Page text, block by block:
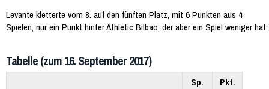
Levante kletterte vom 8. auf den fünften Platz, mit 6 Punkten aus 4
Spielen, nur ein Punkt hinter Athletic Bilbao, der aber ein Spiel weniger hat.
Tabelle (zum 16. September 2017)
Sp.
Pkt.